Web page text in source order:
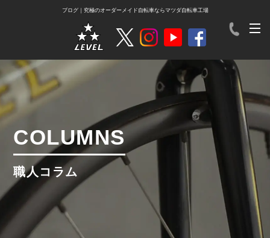
ブログ｜究極のオーダーメイド自転車ならマツダ自転車工場
COLUMNS
職人コラム